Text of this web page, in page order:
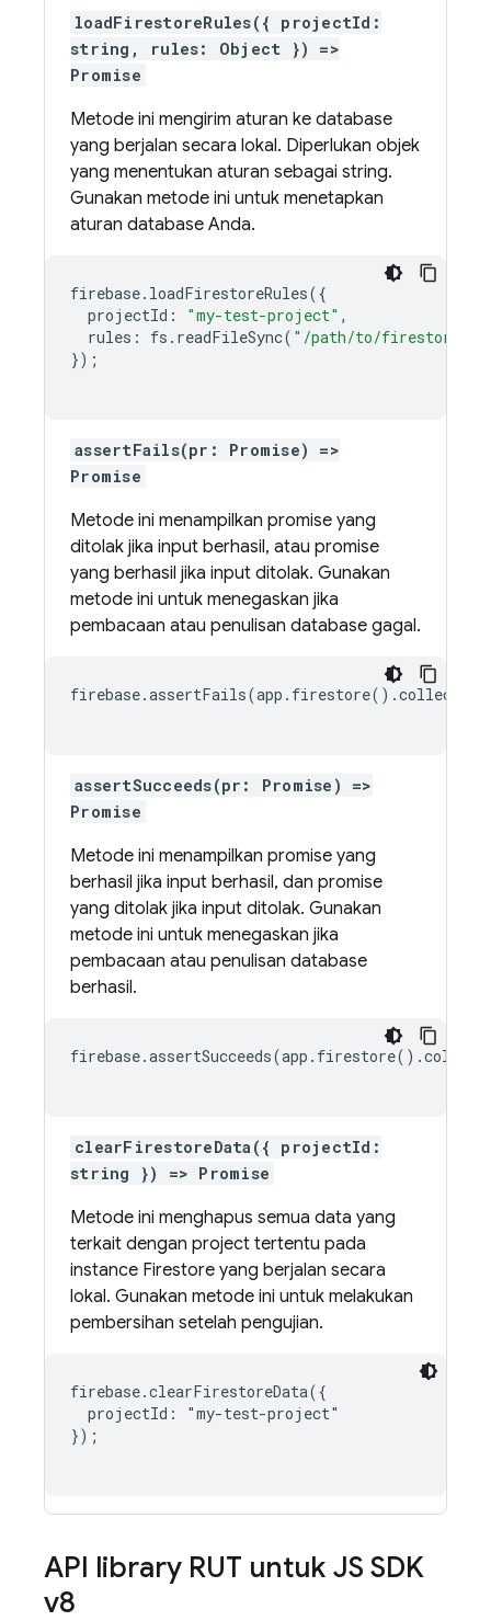
loadFirestoreRules({ projectId:
string, rules: Object }) =>
Promise
Metode ini mengirim aturan ke database
yang berjalan secara lokal. Diperlukan objek
yang menentukan aturan sebagai string.
Gunakan metode ini untuk menetapkan
aturan database Anda.
firebase. loadFirestoreRules({
projectId : "my-test-project" ,
rules : fs . readFileSync( "/path/to/
});
assertFails(pr: Promise) =>
Promise
Metode ini menampilkan promise yang
ditolak jika input berhasil, atau promise
yang berhasil jika input ditolak. Gunakan
metode ini untuk menegaskan jika
pembacaan atau penulisan database gagal.
assertSucceeds(pr: Promise) =>
Promise
Metode ini menampilkan promise yang
berhasil jika input berhasil, dan promise
yang ditolak jika input ditolak. Gunakan
metode ini untuk menegaskan jika
pembacaan atau penulisan database
berhasil.
clearFirestoreData({ projectId:
string }) => Promise
Metode ini menghapus semua data yang
terkait dengan project tertentu pada
instance Firestore yang berjalan secara
lokal. Gunakan metode ini untuk melakukan
pembersihan setelah pengujian.
firebase.clearFirestoreData({
  projectId: "my-test-project"
});
API library RUT untuk JS SDK
v8